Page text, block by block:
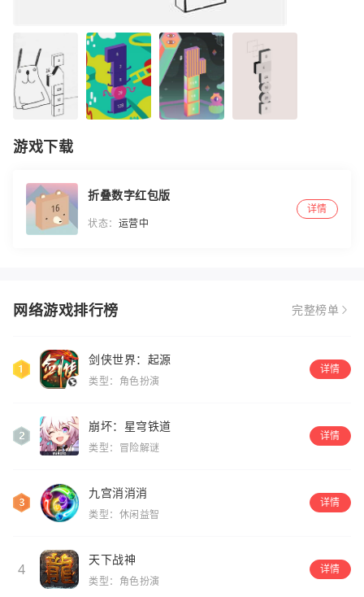
游戏下载
折叠数字红包版
状态： 运营中
详情
网络游戏排行榜 完整榜单
剑侠世界：起源
类型：角色扮演
详情
崩坏：星穹铁道
类型：冒险解谜
详情
九宫消消消
类型：休闲益智
详情
4
天下战神
类型：角色扮演
详情